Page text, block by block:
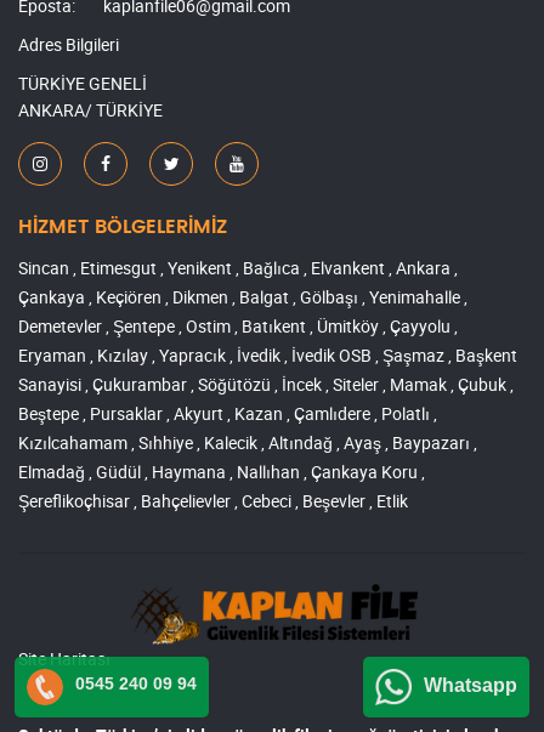
Eposta:
kaplanfile06@gmail.com
Adres Bilgileri
TÜRKİYE GENELİ
ANKARA/ TÜRKİYE
HİZMET BÖLGELERİMİZ
Sincan , Etimesgut , Yenikent , Bağlıca , Elvankent , Ankara ,
Çankaya , Keçiören , Dikmen , Balgat , Gölbaşı , Yenimahalle ,
Demetevler , Şentepe , Ostim , Batıkent , Ümitköy , Çayyolu ,
Eryaman , Kızılay , Yapracık , İvedik , İvedik OSB , Şaşmaz , Başkent
Sanayisi , Çukurambar , Söğütözü , İncek , Siteler , Mamak , Çubuk ,
Beştepe , Pursaklar , Akyurt , Kazan , Çamlıdere , Polatlı ,
Kızılcahamam , Sıhhiye , Kalecik , Altındağ , Ayaş , Baypazarı ,
Elmadağ , Güdül , Haymana , Nallıhan , Çankaya Koru ,
Şereflikoçhisar , Bahçelievler , Cebeci , Beşevler , Etlik
Site Haritası
0545 240 09 94 Whatsapp